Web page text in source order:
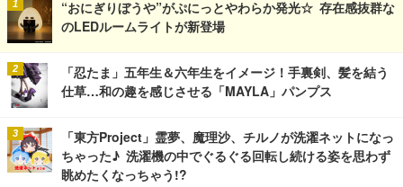
“おにぎりぼうや”がぷにっとやわらか発光☆ 存在感抜群な
のLEDルームライトが新登場
「忍たま」五年生＆六年生をイメージ！手裏剣、髪を結う
仕草…和の趣を感じさせる「MAYLA」パンプス
「東方Project」霊夢、魔理沙、チルノが洗濯ネットになっ
ちゃった♪ 洗濯機の中でぐるぐる回転し続ける姿を思わず
眺めたくなっちゃう!?